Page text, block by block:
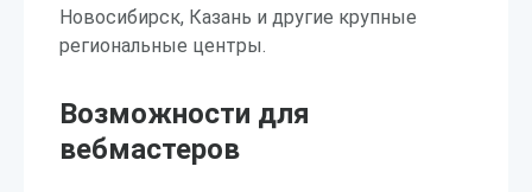
Новосибирск, Казань и другие крупные
региональные центры.
Возможности для
вебмастеров